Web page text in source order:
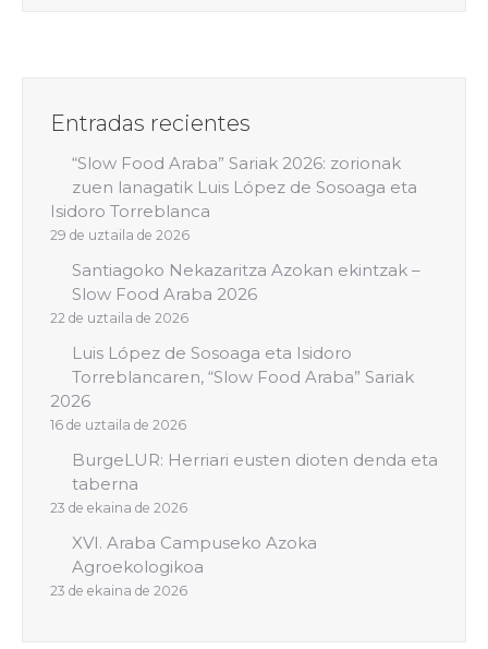
Entradas recientes
“Slow Food Araba” Sariak 2026: zorionak
zuen lanagatik Luis López de Sosoaga eta
Isidoro Torreblanca
29 de uztaila de 2026
Santiagoko Nekazaritza Azokan ekintzak –
Slow Food Araba 2026
22 de uztaila de 2026
Luis López de Sosoaga eta Isidoro
Torreblancaren, “Slow Food Araba” Sariak
2026
16 de uztaila de 2026
BurgeLUR: Herriari eusten dioten denda eta
taberna
23 de ekaina de 2026
XVI. Araba Campuseko Azoka
Agroekologikoa
23 de ekaina de 2026